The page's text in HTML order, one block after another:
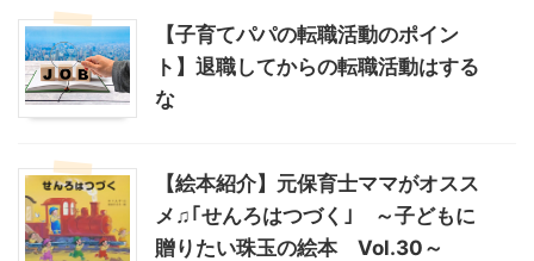
【子育てパパの転職活動のポイン
ト】退職してからの転職活動はする
な
【絵本紹介】元保育士ママがオスス
メ♫｢せんろはつづく｣ ～子どもに
贈りたい珠玉の絵本 Vol.30～